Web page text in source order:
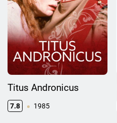
Titus Andronicus
7.8 1985